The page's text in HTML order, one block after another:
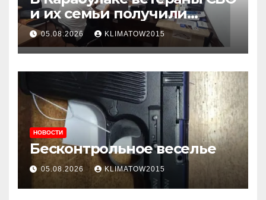
и их семьи получили
консультации в ходе
приема граждан
05.08.2026 KLIMATOW2015
НОВОСТИ
Бесконтрольное веселье
05.08.2026 KLIMATOW2015